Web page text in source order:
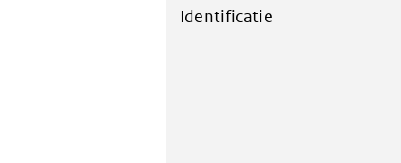
Identificatie